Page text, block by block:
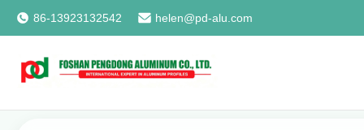
86-13923132542 helen@pd-alu.com